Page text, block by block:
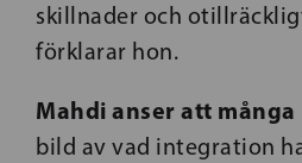
skillnader och
förklarar hon.
Mahdi anser att många
bild av vad integration